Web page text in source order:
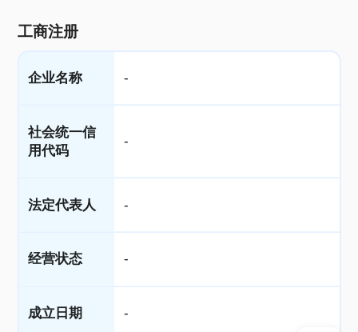
工商注册
企业名称 -
社会统一信
用代码
-
法定代表人 -
经营状态 -
成立日期 -